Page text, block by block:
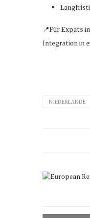
📍Für Expats
Integration in
NIEDERLANDE